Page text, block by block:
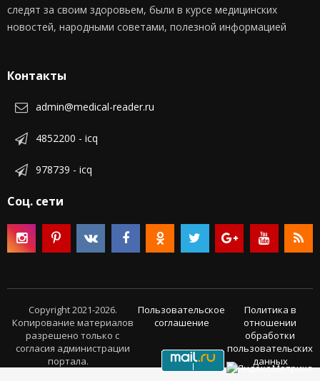
следят за своим здоровьем, были в курсе медицинских
новостей, народными советами, полезной информацией
Контакты
admin@medical-reader.ru
4852200 - icq
978739 - icq
Соц. сети
Copyright 2021-2026.
Копирование материалов
разрешено только с
согласия администрации
портала.
Пользовательское
соглашение
Политика в
отношении
обработки
пользовательских
данных